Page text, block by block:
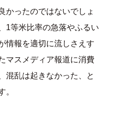
かったのではないでしょ
1等米比率の急落やふるい
情報を適切に流しさえす
マスメディア報道に消費
混乱は起きなかった、と
。